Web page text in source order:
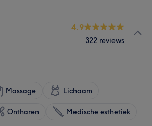
4.9
322 reviews
Massage Lichaam
Ontharen Medische esthetiek